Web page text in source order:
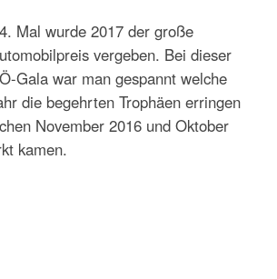
Mal wurde 2017 der große
vergeben. Bei dieser
Gala war man gespannt welche
die begehrten Trophäen erringen
November 2016 und Oktober
kamen.